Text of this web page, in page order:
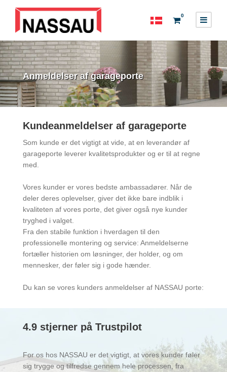
0
Anmeldelser af garageporte
Kundeanmeldelser af garageporte
Som kunde er det vigtigt at vide, at en leverandør af
garageporte leverer kvalitetsprodukter og er til at regne
med.
Vores kunder er vores bedste ambassadører. Når de
deler deres oplevelser, giver det ikke bare indblik i
kvaliteten af vores porte, det giver også nye kunder
tryghed i valget.
Fra den stabile funktion i hverdagen til den
professionelle montering og service: Anmeldelserne
fortæller historien om løsninger, der holder, og om
mennesker, der føler sig i gode hænder.
Du kan se vores kunders anmeldelser af NASSAU porte:
4.9 stjerner på Trustpilot
For os hos NASSAU er det vigtigt, at vores kunder føler
sig trygge og tilfredse gennem hele processen, fra